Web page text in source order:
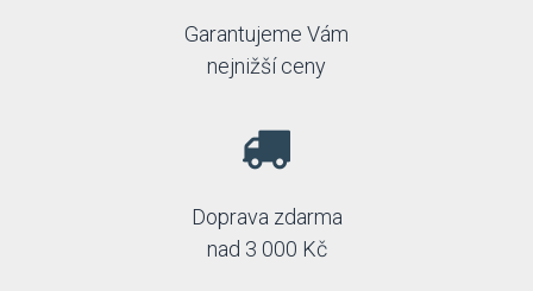
Garantujeme Vám
nejnižší ceny
Doprava zdarma
nad 3 000 Kč